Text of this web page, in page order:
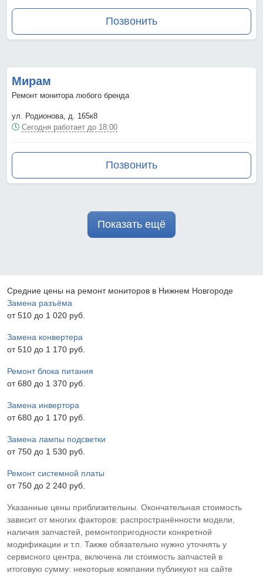
Позвонить
Мирам
Ремонт монитора любого бренда
ул. Родионова, д. 165к8
Сегодня работает до 18:00
Позвонить
Показать ещё
Средние цены на ремонт мониторов в Нижнем Новгороде
Замена разъёма
от 510 до 1 020 pyб.
Замена конвертера
от 510 до 1 170 pyб.
Ремонт блока питания
от 680 до 1 370 pyб.
Замена инвертора
от 680 до 1 170 pyб.
Замена лампы подсветки
от 750 до 1 530 pyб.
Ремонт системной платы
от 750 до 2 240 pyб.
Указанные цены приблизительны. Окончательная стоимость
зависит от многих факторов: распространённости модели,
наличия запчастей, ремонтопригодности конкретной
модификации и т.п. Также обязательно нужно уточнять у
сервисного центра, включена ли стоимость запчастей в
итоговую сумму: некоторые компании публикуют на сайте